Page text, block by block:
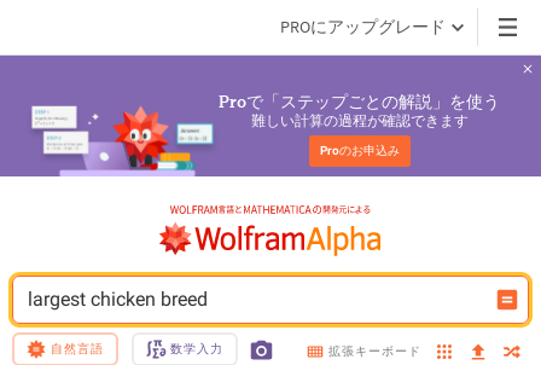
PROにアップグレード
Proで「ステップごとの解説」を使う
難しい計算の過程が確認できます
Proのお申込み
largest chicken breed
自然言語 数学入力 拡張キーボード